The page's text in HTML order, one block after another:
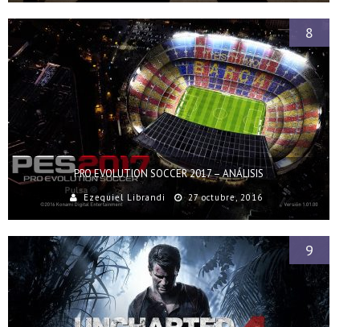
PRO EVOLUTION SOCCER 2017 – ANÁLISIS
Ezequiel Librandi 27 octubre, 2016
8
9